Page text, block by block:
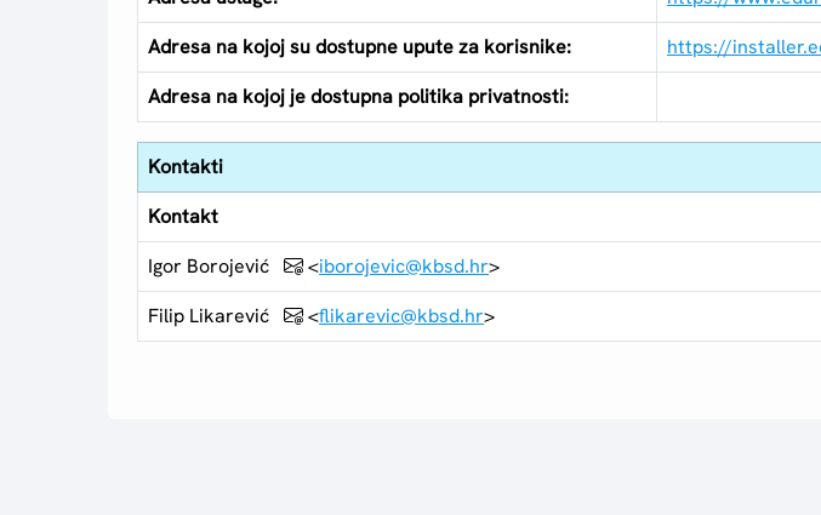
Adresa na kojoj su dostupne upute za korisnike:
https://
Adresa na kojoj je dostupna politika privatnosti:
Kontakti
Kontakt
Igor Borojević
<iborojevic@kbsd.hr>
Filip Likarević
<flikarevic@kbsd.hr>